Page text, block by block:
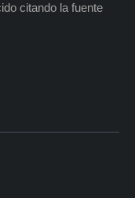
citando la fuente